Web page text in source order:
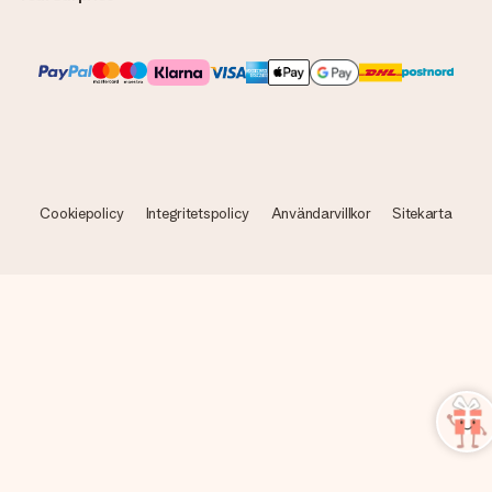
Cookiepolicy Integritetspolicy Användarvillkor Sitekarta